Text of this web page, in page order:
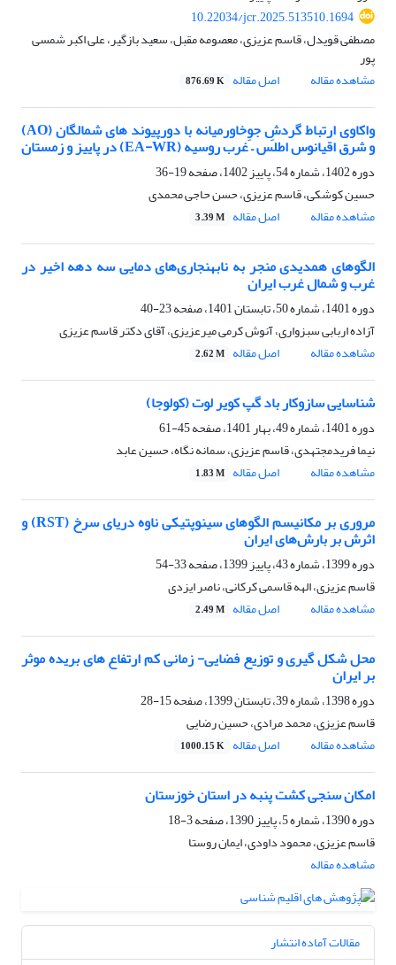
10.22034/jcr.2025.513510.1694
مصطفی قویدل، قاسم عزیزی، معصومه مقبل، سعید بازگیر، علی اکبر شمسی
پور
مشاهده مقاله
اصل مقاله 876.69 K
واکاوی ارتباط گردشِ جوِخاورمیانه با دورپیوند های شمالگان (AO)
و شرق اقیانوس اطلس – غرب روسیه (EA-WR) در پاییز و زمستان
دوره 1402، شماره 54، پاییز 1402، صفحه
19-36
حسین کوشکی، قاسم عزیزی، حسن حاجی محمدی
مشاهده مقاله
اصل مقاله 3.39 M
الگوهای همدیدی منجر به نابهنجاری‌های دمایی سه دهه اخیر در
غرب و شمال غرب ایران
دوره 1401، شماره 50، تابستان 1401، صفحه
23-40
آزاده اربابی سبزواری، آنوش کرمی میرعزیزی، آقای دکتر قاسم عزیزی
مشاهده مقاله
اصل مقاله 2.62 M
شناسایی سازوکار باد گپ کویر لوت (کولوجا)
دوره 1401، شماره 49، بهار 1401، صفحه
45-61
نیما فریدمجتهدی، قاسم عزیزی، سمانه نگاه، حسین عابد
مشاهده مقاله
اصل مقاله 1.83 M
مروری بر مکانیسم الگوهای سینوپتیکی ناوه دریای سرخ (RST) و
اثرش بر بارش‌های ایران
دوره 1399، شماره 43، پاییز 1399، صفحه
33-54
قاسم عزیزی، الهه قاسمی کرکانی، ناصر ایزدی
مشاهده مقاله
اصل مقاله 2.49 M
محل شکل گیری و توزیع فضایی- زمانی کم ارتفاع های بریده موثر
بر ایران
دوره 1398، شماره 39، تابستان 1399، صفحه
15-28
قاسم عزیزی، محمد مرادی، حسین رضایی
مشاهده مقاله
اصل مقاله 1000.15 K
امکان سنجی کشت پنبه در استان خوزستان
دوره 1390، شماره 5، پاییز 1390، صفحه
3-18
قاسم عزیزی، محمود داودی، ایمان روستا
مشاهده مقاله
مقالات آماده انتشار